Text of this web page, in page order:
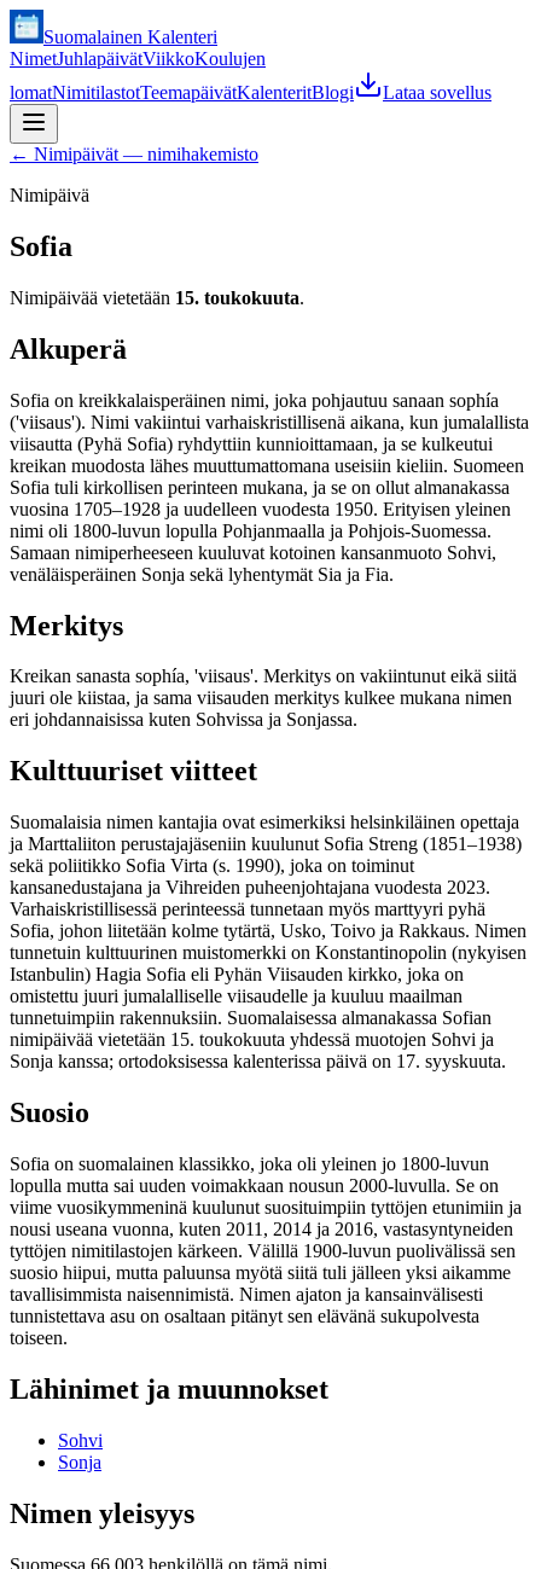
Suomalainen Kalenteri
NimetJuhlapäivätViikkoKoulujen
lomatNimitilastotTeemapäivätKalenteritBlogi Lataa sovellus
← Nimipäivät — nimihakemisto
Nimipäivä
Sofia
Nimipäivää vietetään 15. toukokuuta.
Alkuperä
Sofia on kreikkalaisperäinen nimi, joka pohjautuu sanaan sophía
('viisaus'). Nimi vakiintui varhaiskristillisenä aikana, kun jumalallista
viisautta (Pyhä Sofia) ryhdyttiin kunnioittamaan, ja se kulkeutui
kreikan muodosta lähes muuttumattomana useisiin kieliin. Suomeen
Sofia tuli kirkollisen perinteen mukana, ja se on ollut almanakassa
vuosina 1705–1928 ja uudelleen vuodesta 1950. Erityisen yleinen
nimi oli 1800-luvun lopulla Pohjanmaalla ja Pohjois-Suomessa.
Samaan nimiperheeseen kuuluvat kotoinen kansanmuoto Sohvi,
venäläisperäinen Sonja sekä lyhentymät Sia ja Fia.
Merkitys
Kreikan sanasta sophía, 'viisaus'. Merkitys on vakiintunut eikä siitä
juuri ole kiistaa, ja sama viisauden merkitys kulkee mukana nimen
eri johdannaisissa kuten Sohvissa ja Sonjassa.
Kulttuuriset viitteet
Suomalaisia nimen kantajia ovat esimerkiksi helsinkiläinen opettaja
ja Marttaliiton perustajajäseniin kuulunut Sofia Streng (1851–1938)
sekä poliitikko Sofia Virta (s. 1990), joka on toiminut
kansanedustajana ja Vihreiden puheenjohtajana vuodesta 2023.
Varhaiskristillisessä perinteessä tunnetaan myös marttyyri pyhä
Sofia, johon liitetään kolme tytärtä, Usko, Toivo ja Rakkaus. Nimen
tunnetuin kulttuurinen muistomerkki on Konstantinopolin (nykyisen
Istanbulin) Hagia Sofia eli Pyhän Viisauden kirkko, joka on
omistettu juuri jumalalliselle viisaudelle ja kuuluu maailman
tunnetuimpiin rakennuksiin. Suomalaisessa almanakassa Sofian
nimipäivää vietetään 15. toukokuuta yhdessä muotojen Sohvi ja
Sonja kanssa; ortodoksisessa kalenterissa päivä on 17. syyskuuta.
Suosio
Sofia on suomalainen klassikko, joka oli yleinen jo 1800-luvun
lopulla mutta sai uuden voimakkaan nousun 2000-luvulla. Se on
viime vuosikymmeninä kuulunut suosituimpiin tyttöjen etunimiin ja
nousi useana vuonna, kuten 2011, 2014 ja 2016, vastasyntyneiden
tyttöjen nimitilastojen kärkeen. Välillä 1900-luvun puolivälissä sen
suosio hiipui, mutta paluunsa myötä siitä tuli jälleen yksi aikamme
tavallisimmista naisennimistä. Nimen ajaton ja kansainvälisesti
tunnistettava asu on osaltaan pitänyt sen elävänä sukupolvesta
toiseen.
Lähinimet ja muunnokset
Sohvi
Sonja
Nimen yleisyys
Suomessa 66 003 henkilöllä on tämä nimi.